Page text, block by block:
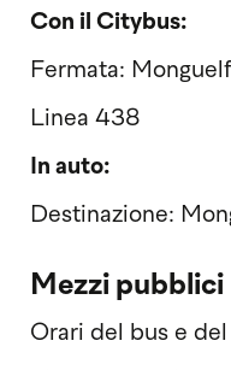
Con il Citybus:
Fermata:
Linea 438
In auto:
Destinazione:
Mezzi pubblici
Orari del bus e